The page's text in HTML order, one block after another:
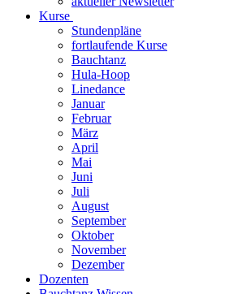
Kurse
Stundenpläne
fortlaufende Kurse
Bauchtanz
Hula-Hoop
Linedance
Januar
Februar
März
April
Mai
Juni
Juli
August
September
Oktober
November
Dezember
Dozenten